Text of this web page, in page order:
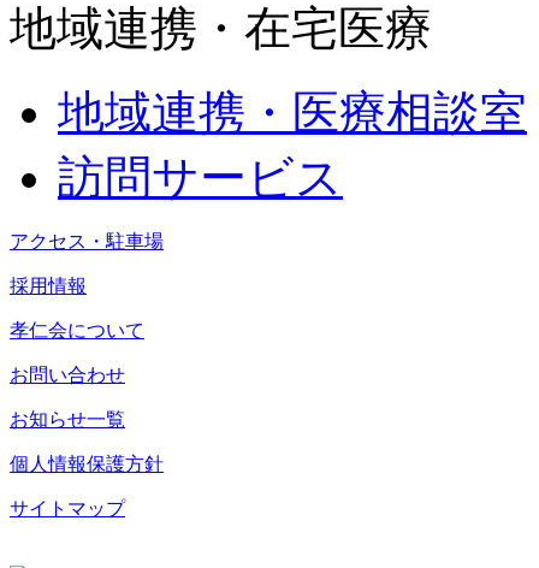
地域連携・在宅医療
地域連携・医療相談室
訪問サービス
アクセス・駐車場
採用情報
孝仁会について
お問い合わせ
お知らせ一覧
個人情報保護方針
サイトマップ